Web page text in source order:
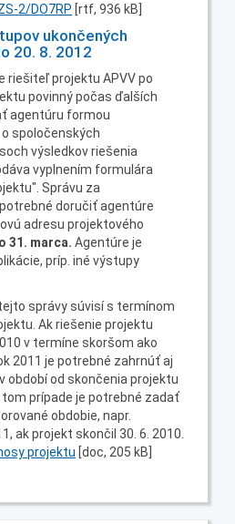
2/DO7RP [rtf, 936 kB]
ukončených
20. 8. 2012
riešiteľ projektu APVV po
povinný počas ďalších
agentúru formou
spoločenských
výsledkov riešenia
vyplnením formulára
Správu za
doručiť agentúre
adresu projektového
31. marca. Agentúre je
príp. iné výstupy
správy súvisí s termínom
Ak riešenie projektu
v termíne skoršom ako
2011 je potrebné zahrnúť aj
období od skončenia projektu
tom prípade je potrebné zadať
obdobie, napr.
ak projekt skončil 30. 6. 2010.
projektu [doc, 205 kB]